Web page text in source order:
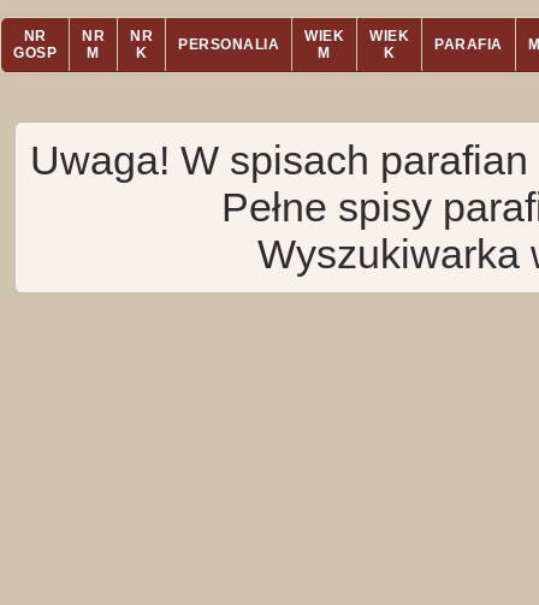
NR
GOSP
NR
M
NR
K
PERSONALIA
WIEK
M
WIEK
K
PARAFIA
Uwaga! W spisach
Pełne spisy
Wyszukiwarka